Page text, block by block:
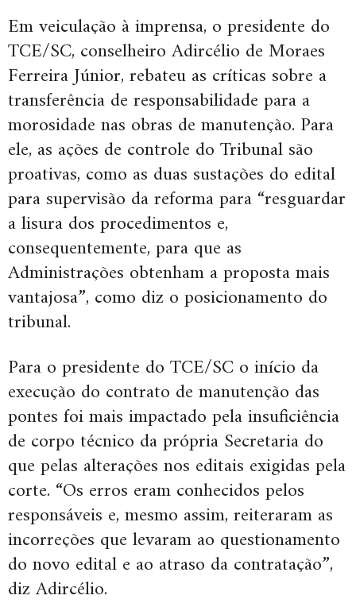
Em veiculação à imprensa, o presidente do
TCE/SC, conselheiro Adircélio de Moraes
Ferreira Júnior, rebateu as críticas sobre a
transferência de responsabilidade para a
morosidade nas obras de manutenção. Para
ele, as ações de controle do Tribunal são
proativas, como as duas sustações do edital
para supervisão da reforma para “resguardar
a lisura dos procedimentos e,
consequentemente, para que as
Administrações obtenham a proposta mais
vantajosa”, como diz o posicionamento do
tribunal.
Para o presidente do TCE/SC o início da
execução do contrato de manutenção das
pontes foi mais impactado pela insuficiência
de corpo técnico da própria Secretaria do
que pelas alterações nos editais exigidas pela
corte. “Os erros eram conhecidos pelos
responsáveis e, mesmo assim, reiteraram as
incorreções que levaram ao questionamento
do novo edital e ao atraso da contratação”,
diz Adircélio.